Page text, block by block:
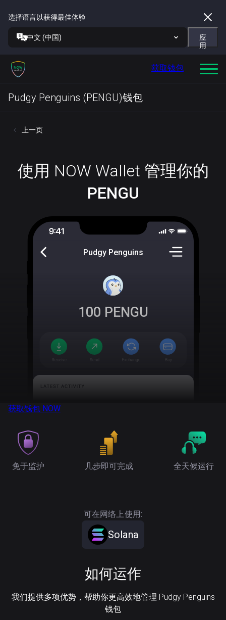
选择语言以获得最佳体验
中文 (中国)
应
用
获取钱包
Pudgy Penguins (PENGU)钱包
上一页
使用 NOW Wallet 管理你的
PENGU
Pudgy Penguins
100 PENGU
获取钱包 NOW
免于监护 几步即可完成 全天候运行
可在网络上使用:
Solana
如何运作
我们提供多项优势，帮助你更高效地管理 Pudgy Penguins
钱包